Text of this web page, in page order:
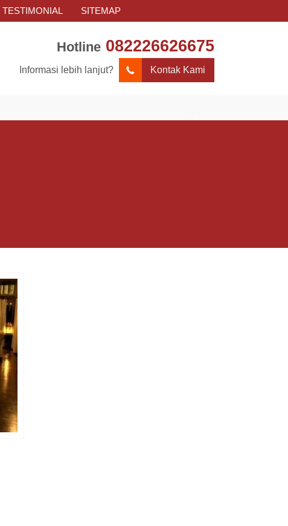
TESTIMONIAL SITEMAP
Hotline 082226626675
Informasi lebih lanjut? Kontak Kami